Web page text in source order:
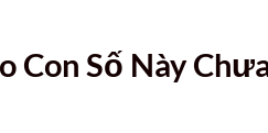
Con Số Này